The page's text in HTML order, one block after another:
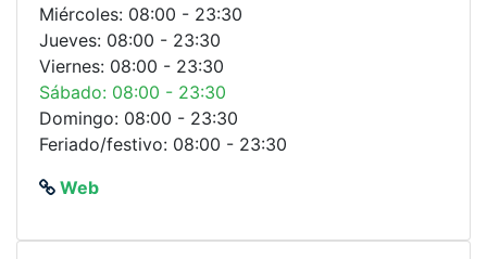
Miércoles: 08:00 - 23:30
Jueves: 08:00 - 23:30
Viernes: 08:00 - 23:30
Sábado: 08:00 - 23:30
Domingo: 08:00 - 23:30
Feriado/festivo: 08:00 - 23:30
Web